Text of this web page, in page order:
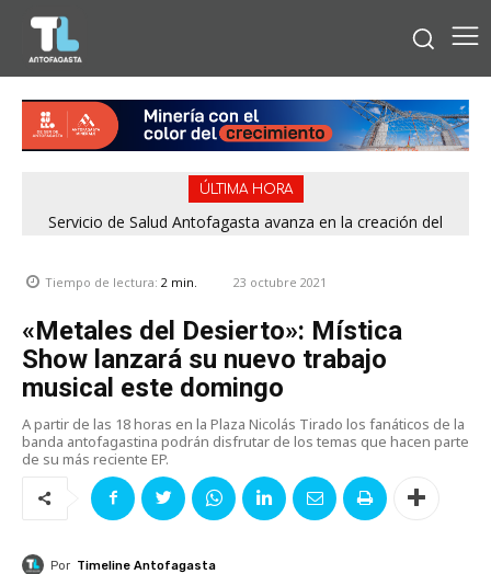
ÚLTIMA HORA
Servicio de Salud Antofagasta avanza en la creación del
Tiempo de lectura: 2 min. 23 octubre 2021
«Metales del Desierto»: Mística
Show lanzará su nuevo trabajo
musical este domingo
A partir de las 18 horas en la Plaza Nicolás Tirado los fanáticos de la
banda antofagastina podrán disfrutar de los temas que hacen parte
de su más reciente EP.
Por Timeline Antofagasta